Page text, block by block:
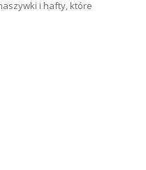
i hafty, które